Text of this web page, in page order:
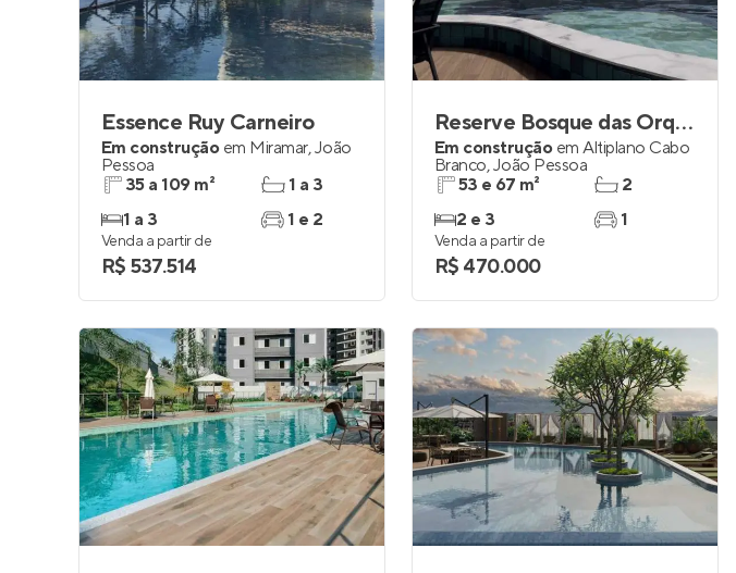
Essence Ruy Carneiro
Em construção em Miramar,João
Pessoa
35 a 109 m²
1 a 3
1 a 3
1 e 2
Venda a partir de
R$ 537.514
Reserve Bosque das Orquídeas
Em construção em Altiplano Cabo
Branco,João Pessoa
53 e 67 m²
2 e 3
2
1
Venda a partir de
R$ 470.000